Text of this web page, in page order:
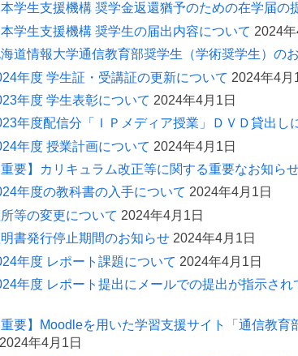
本学生支援機構 奨学金返還猶予のための在学届の
本学生支援機構 奨学生の届出内容について 2024年
道情報大学通信教育部奨学生（学術奨学生）の
年度 学生証・受講証の更新について 2024年4月
年度 学生表彰について 2024年4月1日
年度配信分「ＩＰメディア授業」ＤＶＤ貸出し
年度 授業計画について 2024年4月1日
重要】カリキュラム改正等に関する重要なお知ら
年度の教科書の入手について 2024年4月1日
等の変更について 2024年4月1日
書発行停止期間のお知らせ 2024年4月1日
年度 レポート課題について 2024年4月1日
年度 レポート提出にメールでの提出が指示され
重要】Moodleを用いた学習支援サイト「通信教
2024年4月1日